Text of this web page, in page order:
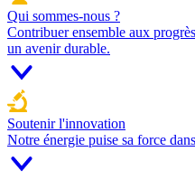
Qui sommes-nous ?
Contribuer ensemble aux
un avenir durable.
Soutenir l'innovation
Notre énergie puise sa force